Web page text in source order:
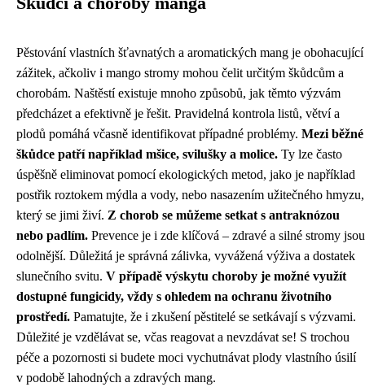
Pěstování vlastních šťavnatých a aromatických mang je obohacující
zážitek, ačkoliv i mango stromy mohou čelit určitým škůdcům a
chorobám. Naštěstí existuje mnoho způsobů, jak těmto výzvám
předcházet a efektivně je řešit. Pravidelná kontrola listů, větví a
plodů pomáhá včasně identifikovat případné problémy. Mezi běžné
škůdce patří například mšice, svilušky a molice. Ty lze často
úspěšně eliminovat pomocí ekologických metod, jako je například
postřik roztokem mýdla a vody, nebo nasazením užitečného hmyzu,
který se jimi živí. Z chorob se můžeme setkat s antraknózou
nebo padlím. Prevence je i zde klíčová – zdravé a silné stromy jsou
odolnější. Důležitá je správná zálivka, vyvážená výživa a dostatek
slunečního svitu. V případě výskytu choroby je možné využít
dostupné fungicidy, vždy s ohledem na ochranu životního
prostředí. Pamatujte, že i zkušení pěstitelé se setkávají s výzvami.
Důležité je vzdělávat se, včas reagovat a nevzdávat se! S trochou
péče a pozornosti si budete moci vychutnávat plody vlastního úsilí
v podobě lahodných a zdravých mang.